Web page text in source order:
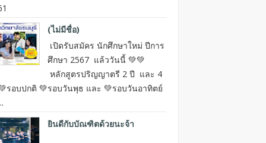
(ไม่มีชื่อ)
เปิดรับสมัคร นักศึกษาใหม่ ปีการ
ศึกษา 2567 แล้ววันนี้ 💚💚
หลักสูตรปริญญาตรี 2 ปี และ 4
รอบปกติ 💚รอบวันพุธ และ 💚รอบวันอาทิตย์
ยินดีกับบัณฑิตด้วยนะจ้า